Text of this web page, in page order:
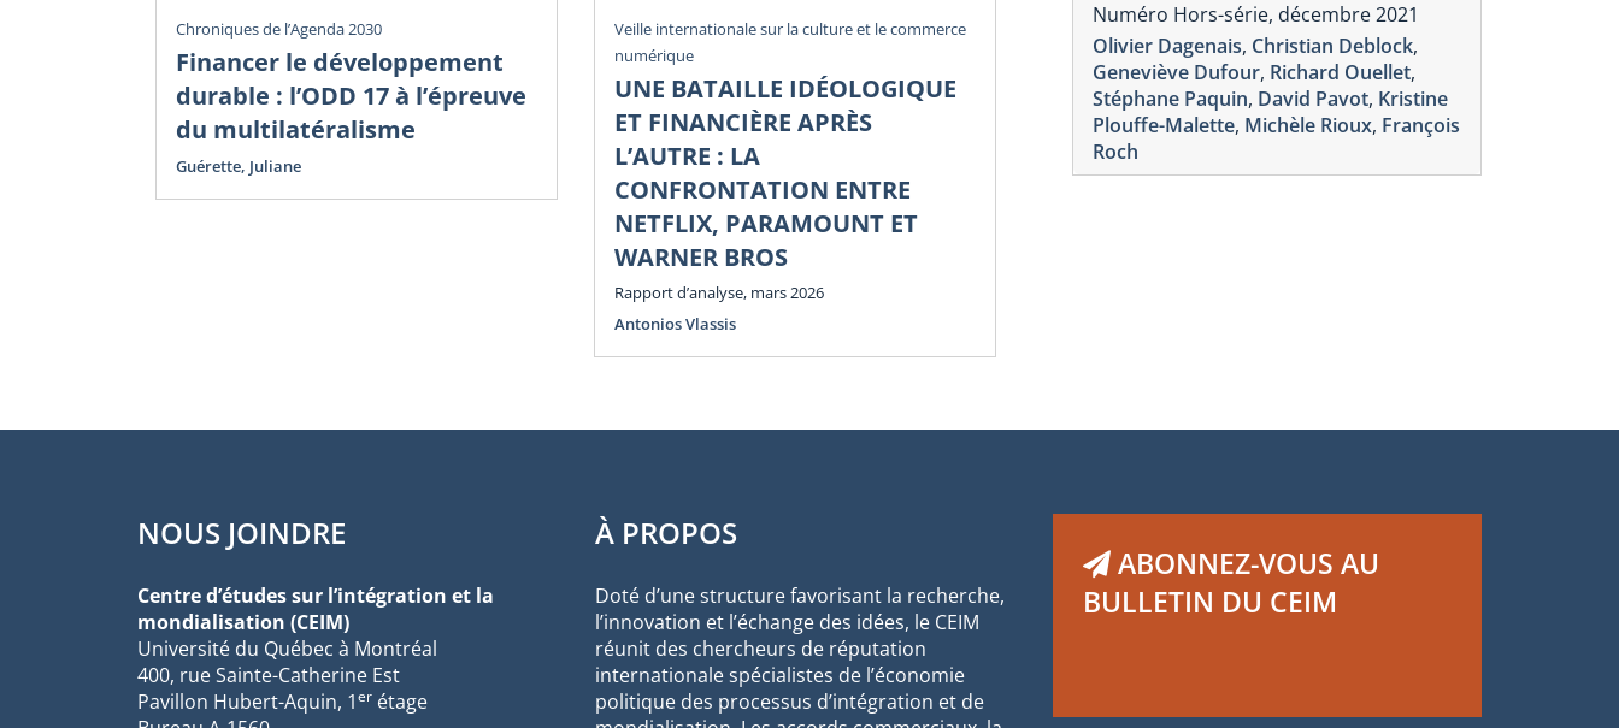
Chroniques de l’Agenda 2030
Financer le développement
durable : l’ODD 17 à l’épreuve
du multilatéralisme
Guérette, Juliane
Veille internationale sur la culture et le commerce
numérique
UNE BATAILLE IDÉOLOGIQUE
ET FINANCIÈRE APRÈS
L’AUTRE : LA
CONFRONTATION ENTRE
NETFLIX, PARAMOUNT ET
WARNER BROS
Rapport d’analyse, mars 2026
Antonios Vlassis
Revue Interventions économiques
Understanding Trade
Linkages and Trade
Disconnects
Numéro 75, 2026.
Numéro Hors-série, décembre 2021
Olivier Dagenais, Christian Deblock,
Geneviève Dufour, Richard Ouellet,
Stéphane Paquin, David Pavot, Kristine
Plouffe-Malette, Michèle Rioux, François
Roch
NOUS JOINDRE
Centre d’études sur l’intégration et la
mondialisation (CEIM)
Université du Québec à Montréal
400, rue Sainte-Catherine Est
Pavillon Hubert-Aquin, 1er étage
À PROPOS
Doté d’une structure favorisant la recherche,
l’innovation et l’échange des idées, le CEIM
réunit des chercheurs de réputation
internationale spécialistes de l’économie
politique des processus d’intégration et de
ABONNEZ-VOUS AU
BULLETIN DU CEIM